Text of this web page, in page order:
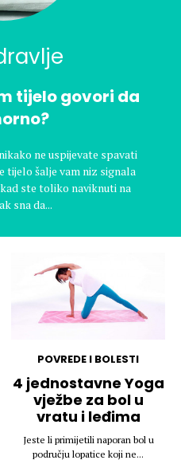
tijelo govori da
ne uspijevate spavati
tijelo šalje vam niz signala
ste toliko naviknuti na
sna da...
POVREDE I BOLESTI
4 jednostavne Yoga
vježbe za bol u
vratu i leđima
Jeste li primijetili naporan bol u
području lopatice koji ne...